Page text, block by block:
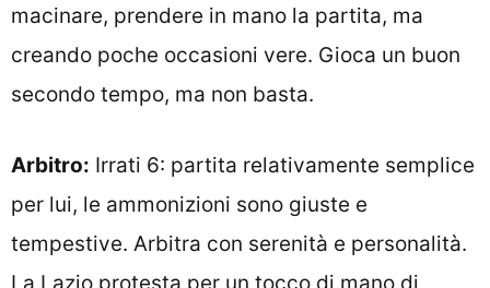
macinare, prendere in mano la partita, ma
creando poche occasioni vere. Gioca un buon
secondo tempo, ma non basta.
Arbitro: Irrati 6: partita relativamente semplice
per lui, le ammonizioni sono giuste e
tempestive. Arbitra con serenità e personalità.